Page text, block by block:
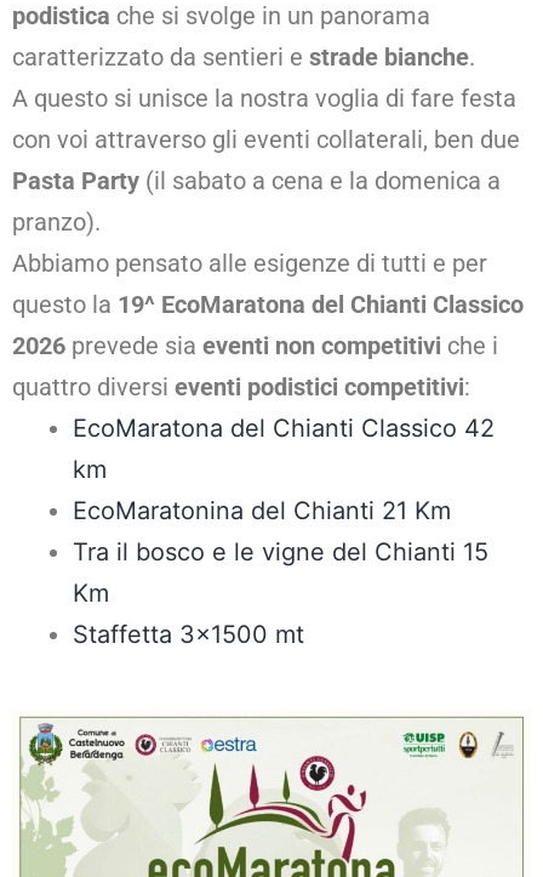
podistica che si svolge in un panorama
caratterizzato da sentieri e strade bianche.
A questo si unisce la nostra voglia di fare festa
con voi attraverso gli eventi collaterali, ben due
Pasta Party (il sabato a cena e la domenica a
pranzo).
Abbiamo pensato alle esigenze di tutti e per
questo la 19^ EcoMaratona del Chianti Classico
2026 prevede sia eventi non competitivi che i
quattro diversi eventi podistici competitivi:
EcoMaratona del Chianti Classico 42
km
EcoMaratonina del Chianti 21 Km
Tra il bosco e le vigne del Chianti 15
Km
Staffetta 3×1500 mt